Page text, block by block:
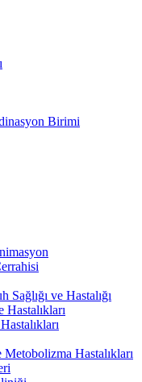
Birimi
Sağlığı ve Hastalığı
Hastalıkları
Hastalıkları